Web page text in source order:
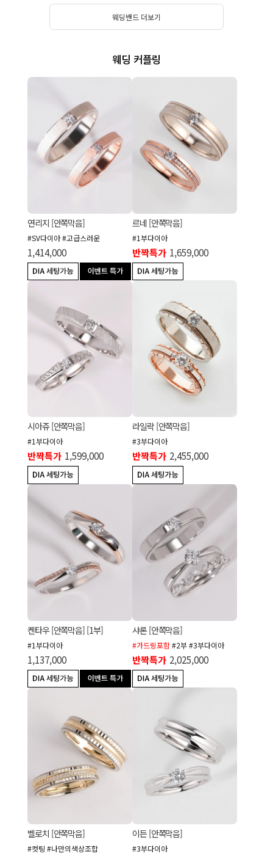
웨딩밴드 더보기
웨딩 커플링
연리지 [안쪽막음]
#SV다이아 #고급스러운
1,414,000
르네 [안쪽막음]
#1부다이아
반짝특가 1,659,000
시아쥬 [안쪽막음]
#1부다이아
반짝특가 1,599,000
라일락 [안쪽막음]
#3부다이아
반짝특가 2,455,000
켄타우 [안쪽막음] [1부]
#1부다이아
1,137,000
샤론 [안쪽막음]
#가드링포함#2부 #3부다이아
반짝특가 2,025,000
벨로치 [안쪽막음]
#컷팅 #나만의색상조합
이든 [안쪽막음]
#3부다이아